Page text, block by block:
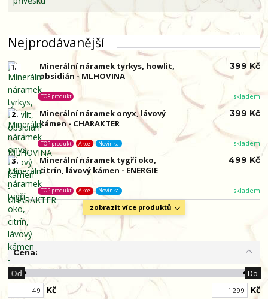
Nejprodávanější
1.
Minerální náramek tyrkys, howlit,
obsidián - MLHOVINA
skladem
TOP produkt
399 Kč
2.
Minerální náramek onyx, lávový
kámen - CHARAKTER
skladem
TOP produkt Akce Novinka
399 Kč
3.
Minerální náramek tygří oko,
citrín, lávový kámen - ENERGIE
skladem
TOP produkt Akce Novinka
499 Kč
zobrazit více produktů
Cena:
Kč
Od Do
Kč